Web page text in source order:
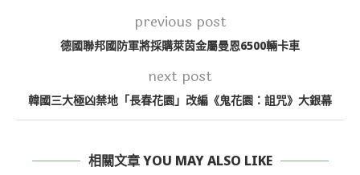
previous post
德國聯邦國防軍將採購萊茵金屬曼恩6500輛卡車
next post
韓國三大極凶禁地「長春花園」改編《鬼花園：詛咒》大銀幕
相關文章 YOU MAY ALSO LIKE